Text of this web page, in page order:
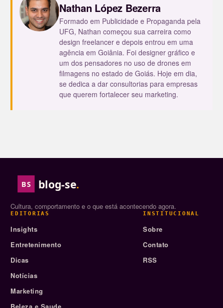
Nathan López Bezerra
Formado em Publicidade e Propaganda pela
UFG, Nathan começou sua carreira como
design freelancer e depois entrou em uma
agência em Goiânia. Foi designer gráfico e
um dos pensadores no uso de drones em
filmagens no estado de Goiás. Hoje em dia,
se dedica a dar consultorias para empresas
que querem fortalecer seu marketing.
BS blog-se.
Cultura, comportamento e o que está acontecendo agora.
EDITORIAS
Insights
Entretenimento
Dicas
Notícias
Marketing
INSTITUCIONAL
Sobre
Contato
RSS